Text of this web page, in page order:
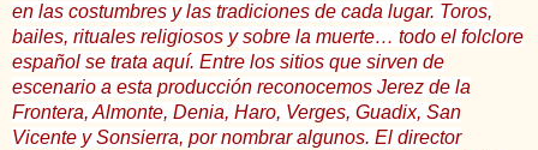
en las costumbres y las tradiciones de cada lugar. Toros,
bailes, rituales religiosos y sobre la muerte… todo el folclore
español se trata aquí. Entre los sitios que sirven de
escenario a esta producción reconocemos Jerez de la
Frontera, Almonte, Denia, Haro, Verges, Guadix, San
Vicente y Sonsierra, por nombrar algunos. El director